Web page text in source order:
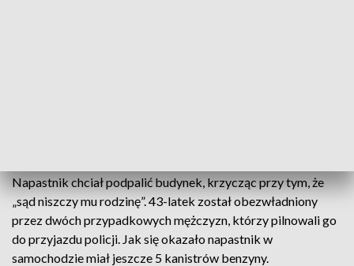
Napastnik chciał podpalić budynek, krzycząc przy tym, że
„sąd niszczy mu rodzinę”. 43-latek został obezwładniony
przez dwóch przypadkowych mężczyzn, którzy pilnowali go
do przyjazdu policji. Jak się okazało napastnik w
samochodzie miał jeszcze 5 kanistrów benzyny.